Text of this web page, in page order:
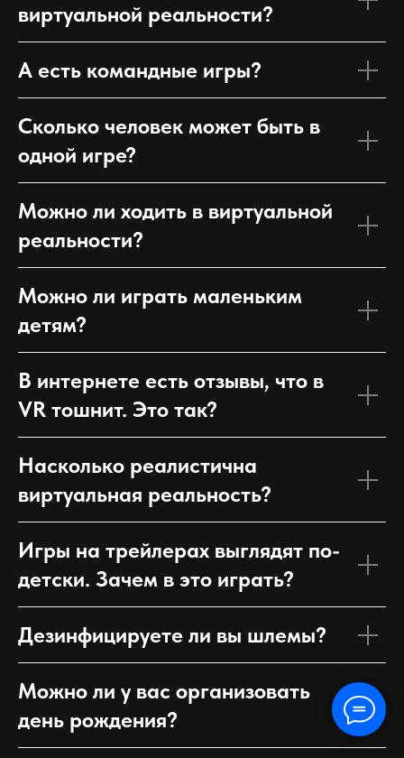
виртуальной реальности?
А есть командные игры?
Сколько человек может быть в
одной игре?
Можно ли ходить в виртуальной
реальности?
Можно ли играть маленьким
детям?
В интернете есть отзывы, что в
VR тошнит. Это так?
Насколько реалистична
виртуальная реальность?
Игры на трейлерах выглядят по-
детски. Зачем в это играть?
Дезинфицируете ли вы шлемы?
Можно ли у вас организовать
день рождения?